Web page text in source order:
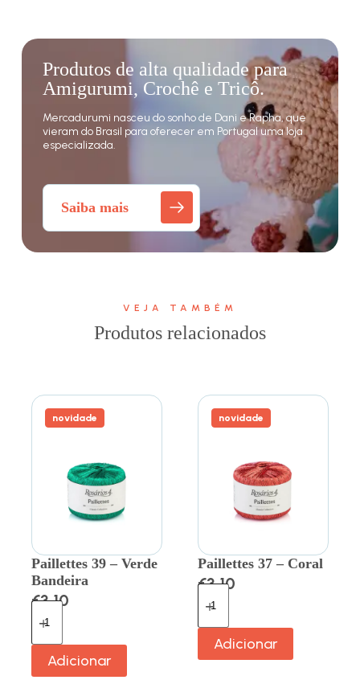
Produtos de alta qualidade para
Amigurumi, Crochê e Tricô.
Mercadurumi nasceu do sonho de Dani e Rapha, que
vieram do Brasil para oferecer em Portugal uma loja
especializada.
Saiba mais
VEJA TAMBÉM
Produtos relacionados
novidade
Paillettes 39 – Verde
Bandeira
€3.10
Adicionar
novidade
Paillettes 37 – Coral
€3.10
Adicionar